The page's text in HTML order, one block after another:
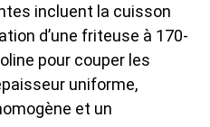
incluent la cuisson
d’une friteuse à 170-
pour couper les
uniforme,
et un